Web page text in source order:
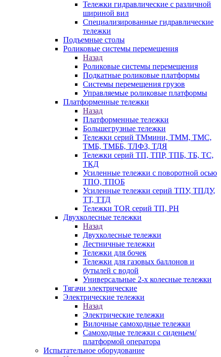
Тележки гидравлические с различной
шириной вил
Специализированные гидравлические
тележки
Подъемные столы
Роликовые системы перемещения
Назад
Роликовые системы перемещения
Подкатные роликовые платформы
Системы перемещения грузов
Управляемые роликовые платформы
Платформенные тележки
Назад
Платформенные тележки
Большегрузные тележки
Тележки серий ТМмини, ТММ, ТМС,
ТМБ, ТМББ, ТЛФЗ, ТДЯ
Тележки серий ТП, ТПР, ТПБ, ТБ, ТС,
ТКД
Усиленные тележки с поворотной осью
ТПО, ТПОБ
Усиленные тележки серий ТПУ, ТПДУ,
ТТ, ТТД
Тележки TOR серий ТП, PH
Двухколесные тележки
Назад
Двухколесные тележки
Лестничные тележки
Тележки для бочек
Тележки для газовых баллонов и
бутылей с водой
Универсальные 2-х колесные тележки
Тягачи электрические
Электрические тележки
Назад
Электрические тележки
Вилочные самоходные тележки
Самоходные тележки с сиденьем/
платформой оператора
Испытательное оборудование